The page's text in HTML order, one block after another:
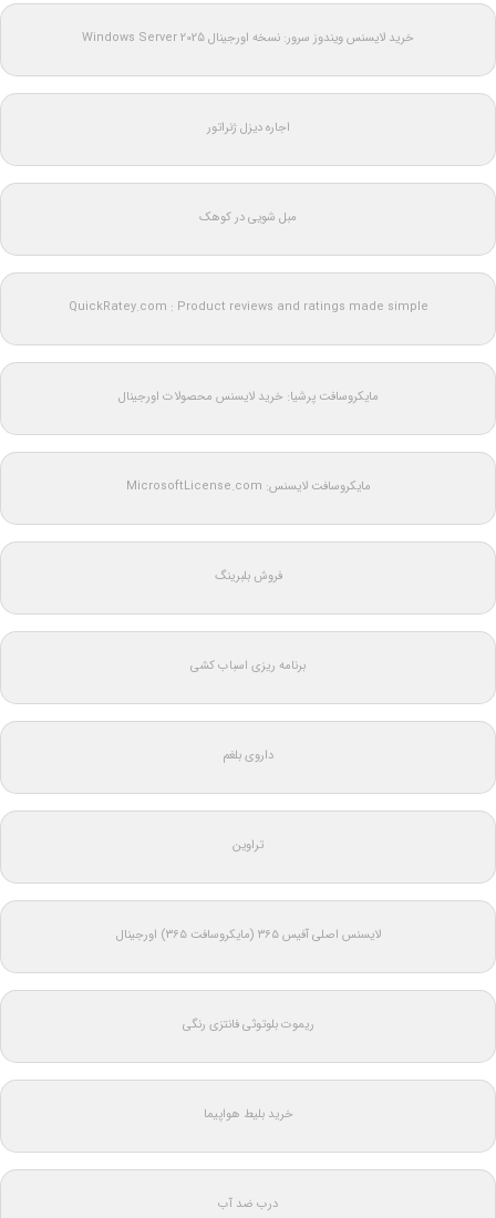
خرید لایسنس ویندوز سرور: نسخه اورجینال Windows Server 2025
اجاره دیزل ژنراتور
مبل شویی در کوهک
QuickRatey.com : Product reviews and ratings made simple
مایکروسافت پرشیا: خرید لایسنس محصولات اورجینال
مایکروسافت لایسنس: MicrosoftLicense.com
فروش بلبرینگ
برنامه ریزی اسباب کشی
داروی بلغم
تراوین
لایسنس اصلی آفیس ۳۶۵ (مایکروسافت ۳۶۵) اورجینال
ریموت بلوتوثی فانتزی رنگی
خرید بلیط هواپیما
درب ضد آب